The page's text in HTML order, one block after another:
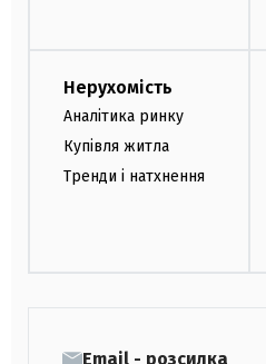
Нерухомість
Аналітика ринку
Купівля житла
Тренди і натхнення
Email - розсилка